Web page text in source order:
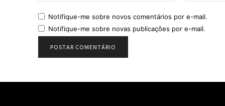
Notifique-me sobre novos comentários por e-mail.
Notifique-me sobre novas publicações por e-mail.